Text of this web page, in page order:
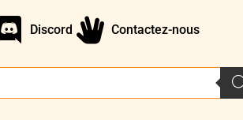
Discord Contactez-nous